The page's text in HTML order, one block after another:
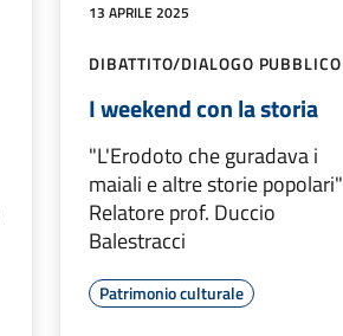
13 APRILE 2025
DIBATTITO/DIALOGO PUBBLICO
I weekend con la storia
"L'Erodoto che guradava i
maiali e altre storie popolari"
Relatore prof. Duccio
Balestracci
Patrimonio culturale